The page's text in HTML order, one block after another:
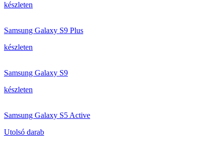
készleten
Samsung Galaxy S9 Plus
készleten
Samsung Galaxy S9
készleten
Samsung Galaxy S5 Active
Utolsó darab